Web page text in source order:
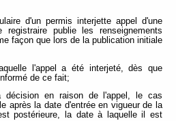
d'un permis interjette appel d'une
registraire publie les renseignements
façon que lors de la publication initiale
l'appel a été interjeté, dès que
de ce fait;
décision en raison de l'appel, le cas
après la date d'entrée en vigueur de la
postérieure, la date à laquelle il est